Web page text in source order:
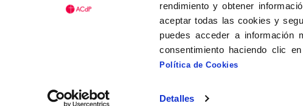
rendimiento y obtener
aceptar todas las cookies y
puedes acceder a información
consentimiento haciendo clic
Política de Cookies
Detalles
Tel (+34) 91 456 63 27
Fax: (+34) 91 535 19 98
acdp@acdp.es